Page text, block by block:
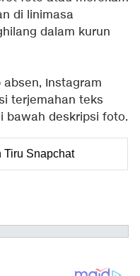
di linimasa
dalam kurun
Instagram
terjemahan teks
bawah deskripsi foto.
Tiru Snapchat